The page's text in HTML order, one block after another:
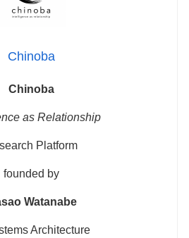
Chinoba
Chinoba
as Relationship
Platform
founded by
Watanabe
Architecture